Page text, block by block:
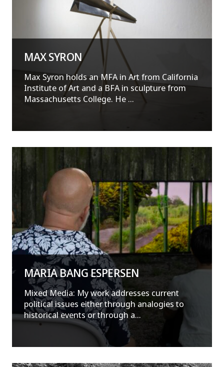
MAX SYRON
Max Syron holds an MFA in Art from California
Institute of Art and a BFA in sculpture from
Massachusetts College. He ...
MARIA BANG ESPERSEN
Mixed Media: My work addresses current
political issues either through analogies to
historical events or through a...